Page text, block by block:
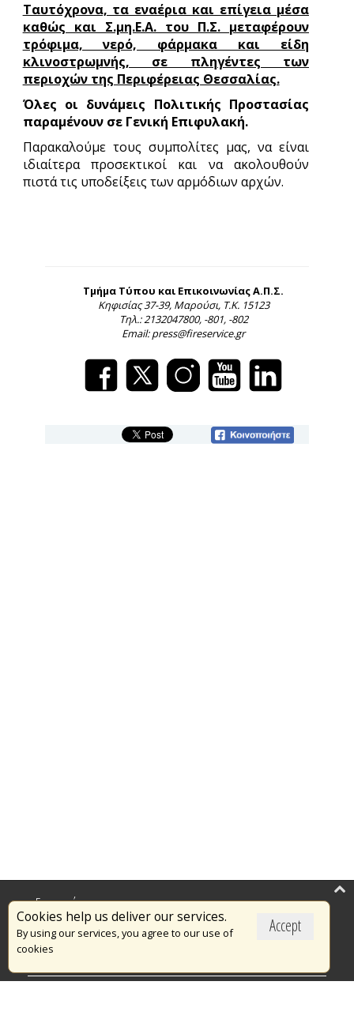
Ταυτόχρονα, τα εναέρια και επίγεια μέσα
καθώς και Σ.μη.Ε.Α. του Π.Σ. μεταφέρουν
τρόφιμα, νερό, φάρμακα και είδη
κλινοστρωμνής, σε πληγέντες των
περιοχών της Περιφέρειας Θεσσαλίας.
Όλες οι δυνάμεις Πολιτικής Προστασίας
παραμένουν σε Γενική Επιφυλακή.
Παρακαλούμε τους συμπολίτες μας, να είναι
ιδιαίτερα προσεκτικοί και να ακολουθούν
πιστά τις υποδείξεις των αρμόδιων αρχών.
Τμήμα Τύπου και Επικοινωνίας Α.Π.Σ.
Κηφισίας 37-39, Μαρούσι, Τ.Κ. 15123
Τηλ.: 2132047800, -801, -802
Email: press@fireservice.gr
Accept
Cookies help us deliver our services.
By using our services, you agree to our use of
cookies
Επικαιρότητα
Το Πυροσβεστικό Σώμα